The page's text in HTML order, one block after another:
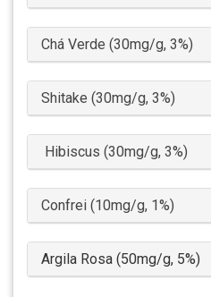
Chá Verde (30mg/g, 3%)
Shitake (30mg/g, 3%)
Hibiscus (30mg/g, 3%)
Confrei (10mg/g, 1%)
Argila Rosa (50mg/g, 5%)